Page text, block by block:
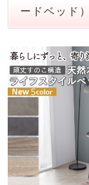
ードベッド